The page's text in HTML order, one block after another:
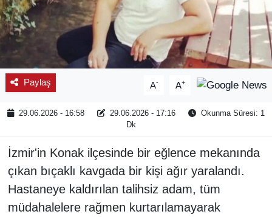
Paylaş A- A+
29.06.2026 - 16:58 29.06.2026 - 17:16
Okunma Süresi: 1
Dk
İzmir'in Konak ilçesinde bir eğlence mekanında
çıkan bıçaklı kavgada bir kişi ağır yaralandı.
Hastaneye kaldırılan talihsiz adam, tüm
müdahalelere rağmen kurtarılamayarak